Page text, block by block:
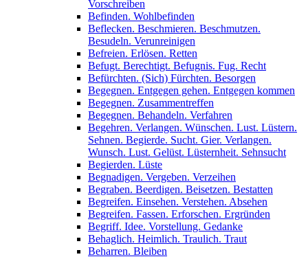
Vorschreiben
Befinden. Wohlbefinden
Beflecken. Beschmieren. Beschmutzen.
Besudeln. Verunreinigen
Befreien. Erlösen. Retten
Befugt. Berechtigt. Befugnis. Fug. Recht
Befürchten. (Sich) Fürchten. Besorgen
Begegnen. Entgegen gehen. Entgegen kommen
Begegnen. Zusammentreffen
Begegnen. Behandeln. Verfahren
Begehren. Verlangen. Wünschen. Lust. Lüstern.
Sehnen. Begierde. Sucht. Gier. Verlangen.
Wunsch. Lust. Gelüst. Lüsternheit. Sehnsucht
Begierden. Lüste
Begnadigen. Vergeben. Verzeihen
Begraben. Beerdigen. Beisetzen. Bestatten
Begreifen. Einsehen. Verstehen. Absehen
Begreifen. Fassen. Erforschen. Ergründen
Begriff. Idee. Vorstellung. Gedanke
Behaglich. Heimlich. Traulich. Traut
Beharren. Bleiben